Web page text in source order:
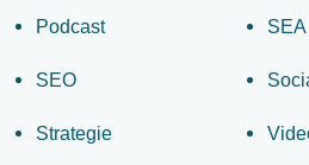
Podcast SEA
SEO
Strategie